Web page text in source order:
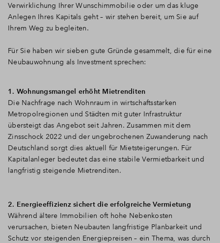
Verwirklichung Ihrer Wunschimmobilie oder um das kluge
Anlegen Ihres Kapitals geht – wir stehen bereit, um Sie auf
Ihrem Weg zu begleiten.
Für Sie haben wir sieben gute Gründe gesammelt, die für eine
Neubauwohnung als Investment sprechen:
1. Wohnungsmangel erhöht Mietrenditen
Die Nachfrage nach Wohnraum in wirtschaftsstarken
Metropolregionen und Städten mit guter Infrastruktur
übersteigt das Angebot seit Jahren. Zusammen mit dem
Zinsschock 2022 und der ungebrochenen Zuwanderung nach
Deutschland sorgt dies aktuell für Mietsteigerungen. Für
Kapitalanleger bedeutet das eine stabile Vermietbarkeit und
langfristig steigende Mietrenditen.
2. Energieeffizienz sichert die erfolgreiche Vermietung
Während ältere Immobilien oft hohe Nebenkosten
verursachen, bieten Neubauten langfristige Planbarkeit und
Schutz vor steigenden Energiepreisen – ein Thema, was durch